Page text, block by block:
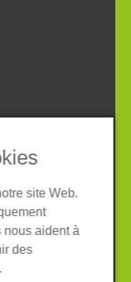
données
site Web.
nous aident à
des